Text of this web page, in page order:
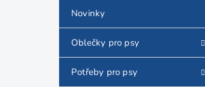
Novinky
Oblečky pro psy
Potřeby pro psy